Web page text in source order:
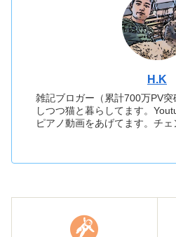
H.K
雑記ブロガー（累計700万PV
しつつ猫と暮らしてます。
ピアノ動画をあげてます。チェ